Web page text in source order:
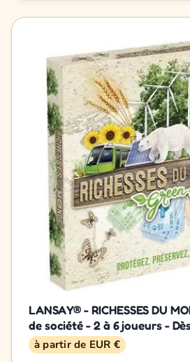
LANSAY® - RICHESSES DU
de société - 2 à 6 joueurs -
à partir de EUR €